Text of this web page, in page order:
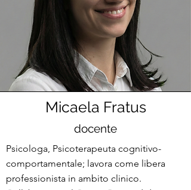
Micaela Fratus
docente
Psicologa, Psicoterapeuta cognitivo-
comportamentale; lavora come libera
professionista in ambito clinico.